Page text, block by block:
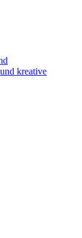
kreative